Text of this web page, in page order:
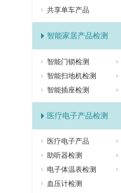
共享单车产品
智能家居产品检测
智能门锁检测
智能扫地机检测
智能插座检测
医疗电子产品检测
医疗电子产品
助听器检测
电子体温表检测
血压计检测